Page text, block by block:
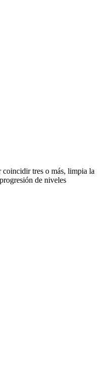
coincidir tres o más, limpia la
de niveles